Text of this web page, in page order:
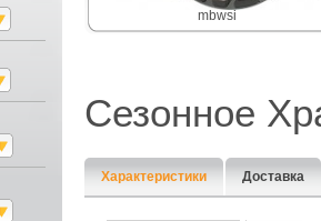
mbwsi
Сезонное
Характеристики Доставка